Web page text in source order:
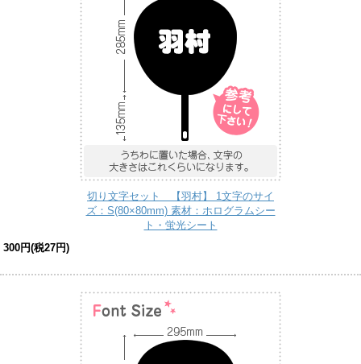
切り文字セット 【羽村】 1文字のサイ
ズ：S(80×80mm) 素材：ホログラムシー
ト・蛍光シート
300円(税27円)